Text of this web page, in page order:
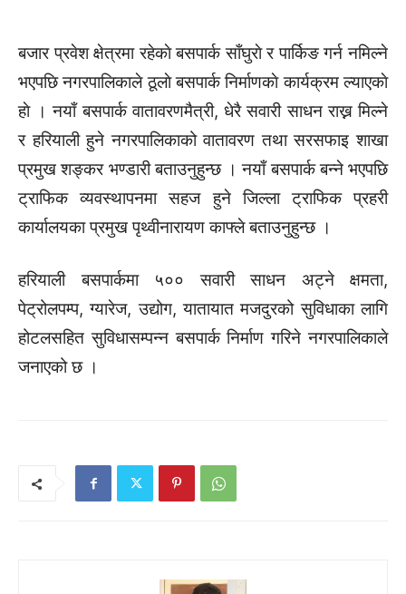
बजार प्रवेश क्षेत्रमा रहेकाे बसपार्क साँघुराे र पार्किङ गर्न नमिल्ने
भएपछि नगरपालिकाले ठूलाे बसपार्क निर्माणकाे कार्यक्रम ल्याएकाे
हाे । नयाँ बसपार्क वातावरणमैत्री, धेरै सवारी साधन राख्न मिल्ने
र हरियाली हुने नगरपालिकाको वातावरण तथा सरसफाइ शाखा
प्रमुख शङ्कर भण्डारी बताउनुहुन्छ । नयाँ बसपार्क बन्ने भएपछि
ट्राफिक व्यवस्थापनमा सहज हुने जिल्ला ट्राफिक प्रहरी
कार्यालयका प्रमुख पृथ्वीनारायण काफ्ले बताउनुहुन्छ ।
हरियाली बसपार्कमा ५०० सवारी साधन अट्ने क्षमता,
पेट्रोलपम्प, ग्यारेज, उद्योग, यातायात मजदुरको सुविधाका लागि
होटलसहित सुविधासम्पन्न बसपार्क निर्माण गरिने नगरपालिकाले
जनाएको छ ।